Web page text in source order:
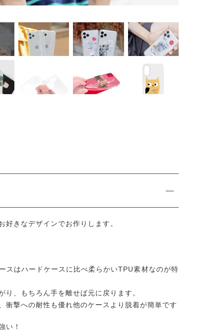
CONTACT
プライバシーポリシー 特定商取引法に基づく表記
好きなデザインでお作りします。
スはハードケースに比べ柔らかいTPU素材なのが特
り、もちろん手を離せば元に戻ります。
衝撃への耐性も優れ他のケースより脱着が簡単です
い！